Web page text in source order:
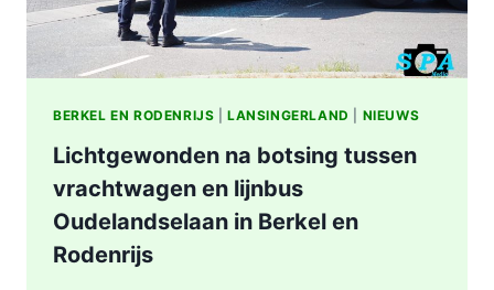
BERKEL EN RODENRIJS |LANSINGERLAND NIEUWS
Lichtgewonden na botsing tussen
vrachtwagen en lijnbus
Oudelandselaan in Berkel en
Rodenrijs